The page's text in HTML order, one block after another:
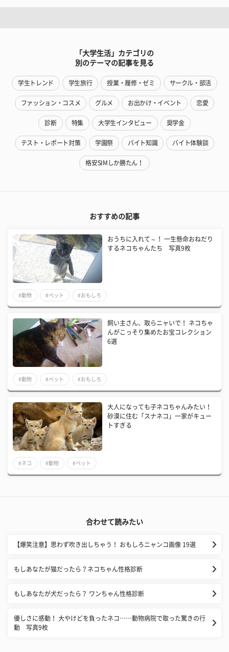
「大学生活」カテゴリの
別のテーマの記事を見る
学生トレンド 学生旅行 授業・履修・ゼミ サークル・部活
ファッション・コスメ グルメ お出かけ・イベント 恋愛
診断 特集 大学生インタビュー 奨学金
テスト・レポート対策 学園祭 バイト知識 バイト体験談
格安SIMしか勝たん！
おすすめの記事
おうちに入れて～！ 一生懸命おねだり
するネコちゃんたち 写真9枚
#動物 #ペット #おもしろ
飼い主さん、取らニャいで！ ネコちゃ
んがこっそり集めたお宝コレクション
6選
#動物 #ペット #おもしろ
大人になっても子ネコちゃんみたい！
砂漠に住む「スナネコ」一家がキュー
トすぎる
#ネコ #動物 #ペット
合わせて読みたい
【爆笑注意】思わず吹き出しちゃう！ おもしろニャンコ画像 19選
もしあなたが猫だったら？ネコちゃん性格診断
もしあなたが犬だったら？ ワンちゃん性格診断
優しさに感動！ 大やけどを負ったネコ……動物病院で取った驚きの行
動 写真9枚